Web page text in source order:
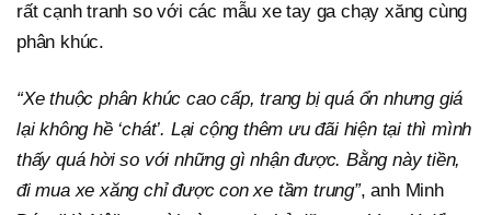
rất cạnh tranh so với các mẫu xe tay ga chạy xăng cùng
phân khúc.
“Xe thuộc phân khúc cao cấp, trang bị quá ổn nhưng giá
lại không hề ‘chát’. Lại cộng thêm ưu đãi hiện tại thì mình
thấy quá hời so với những gì nhận được. Bằng này tiền,
đi mua xe xăng chỉ được con xe tầm trung”, anh Minh